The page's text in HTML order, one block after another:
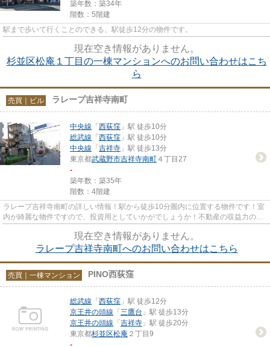
築年数：築34年
階数：5階建
駅まで歩いて行くことのできる、駅徒歩12分の物件です。
現在空き情報がありません。
杉並区松庵１丁目の一棟マンションへのお問い合わせはこち
ら
売買｜ビル ラレープ吉祥寺南町
中央線 「 西荻窪 」駅 徒歩10分
総武線 「 西荻窪 」駅 徒歩10分
中央線 「 吉祥寺 」駅 徒歩13分
東京都武蔵野市吉祥寺南町 ４丁目27
-
築年数：築35年
階数：4階建
ラレープ吉祥寺南町の詳しい情報！駅から徒歩10分圏内に位置する物件です！室
内が綺麗な物件ですので、投資用としていかがでしょうか！不動産の収益力の目
現在空き情報がありません。
ラレープ吉祥寺南町へのお問い合わせはこちら
売買｜一棟マンション PINO西荻窪
総武線 「 西荻窪 」駅 徒歩12分
京王井の頭線 「 三鷹台 」駅 徒歩13分
京王井の頭線 「 吉祥寺 」駅 徒歩20分
東京都杉並区松庵 ２丁目9
-